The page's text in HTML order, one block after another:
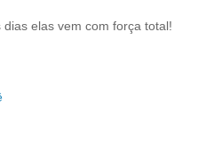
elas vem com força total!